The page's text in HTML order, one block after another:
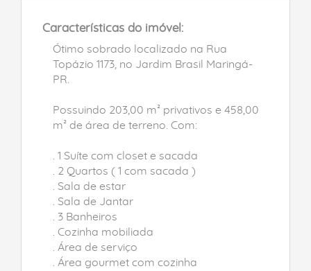
Características do imóvel:
Ótimo sobrado localizado na Rua
Topázio 1173, no Jardim Brasil Maringá-
PR.
Possuindo 203,00 m² privativos e 458,00
m² de área de terreno. Com:
. 1 Suíte com closet e sacada
. 2 Quartos ( 1 com sacada )
. Sala de estar
. Sala de Jantar
. 3 Banheiros
. Cozinha mobiliada
. Área de serviço
. Área gourmet com cozinha